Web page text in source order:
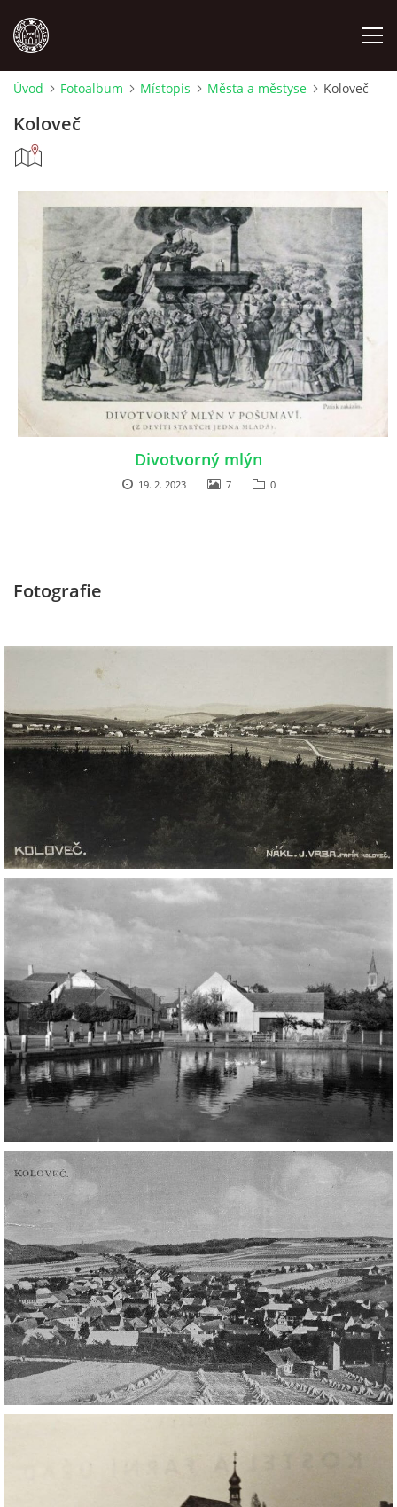
NÁRODOPIS
OSOBNOSTI
OSTATNÍ
ODKAZY
O NÁS
DŮL NA SLÍDU (NA KOLE)
města Domažlice.
© 2026 eStránky.cz |Aktualizováno: 17. 7. 2026|Nahoru ↑
Úvod Fotoalbum Místopis Města a městyse Koloveč
Koloveč
Divotvorný mlýn
19. 2. 2023 7 0
Fotografie